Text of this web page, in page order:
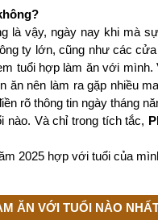
là vậy, ngày nay khi mà
ty lớn, cũng như các
tuổi hợp làm ăn với
ăn nên làm ra gặp nhiều
rõ thông tin ngày tháng
nào. Và chỉ trong tích tắc,
2025 hợp với tuổi của
ĂN VỚI TUỔI NÀO